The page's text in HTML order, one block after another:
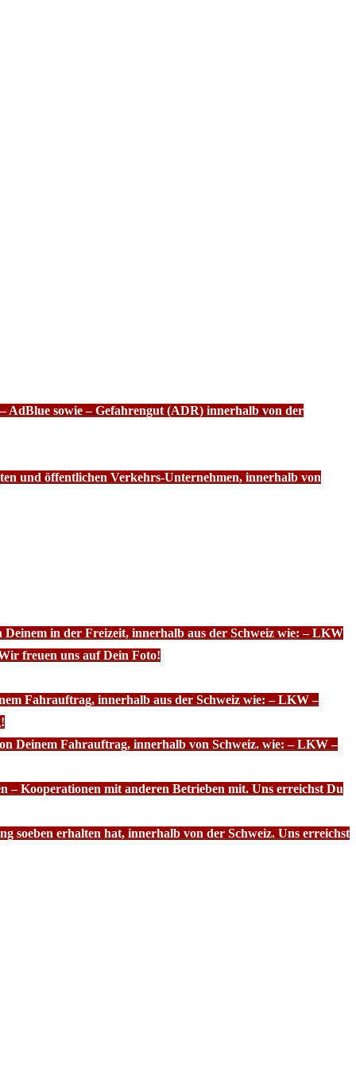
AdBlue sowie – Gefahrengut (ADR) innerhalb von der
und öffentlichen Verkehrs-Unternehmen, innerhalb von
in der Freizeit, innerhalb aus der Schweiz wie: – LKW
freuen uns auf Dein Foto!
Fahrauftrag, innerhalb aus der Schweiz wie: – LKW –
Deinem Fahrauftrag, innerhalb von Schweiz. wie: – LKW –
– Kooperationen mit anderen Betrieben mit. Uns erreichst Du
soeben erhalten hat, innerhalb von der Schweiz. Uns erreichst